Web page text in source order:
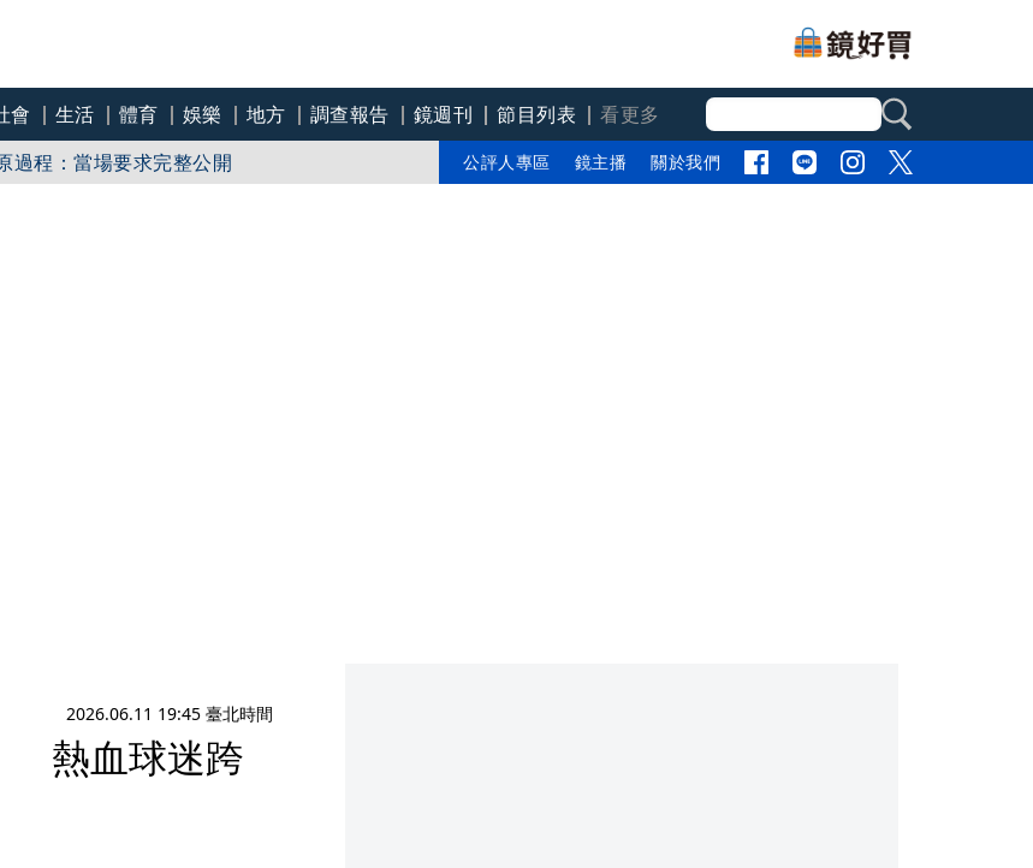
會 生活 體育 娛樂 地方 調查報告 鏡週刊 節目列表
看更多
？徐欣瑩傳求見陳見賢10次遭拒！昔決議遮蔽
帶斷還能跳！陳智菡扯韌帶斷能打籃球！
程：當場要求完整公開
公評人專區 鏡主播 關於我們
2026.06.11 19:45 臺北時間
熱血球迷跨